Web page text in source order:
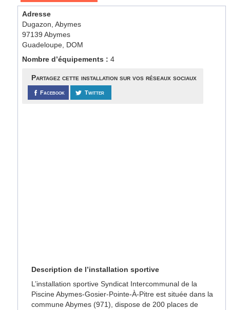
Adresse
Dugazon, Abymes
97139 Abymes
Guadeloupe, DOM
Nombre d’équipements :4
Partagez cette installation sur vos réseaux sociaux
Facebook Twitter
Description de l’installation sportive
L’installation sportive Syndicat Intercommunal de la
Piscine Abymes-Gosier-Pointe-À-Pitre est située dans la
commune Abymes (971), dispose de 200 places de